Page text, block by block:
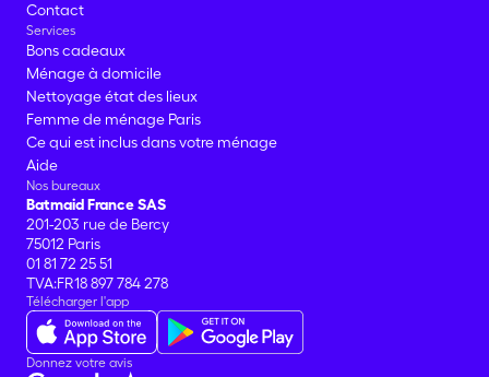
Contact
Services
Bons cadeaux
Ménage à domicile
Nettoyage état des lieux
Femme de ménage Paris
Ce qui est inclus dans votre ménage
Aide
Nos bureaux
Batmaid France SAS
201-203 rue de Bercy
75012 Paris
01 81 72 25 51
TVA:FR18 897 784 278
Télécharger l'app
Donnez votre avis